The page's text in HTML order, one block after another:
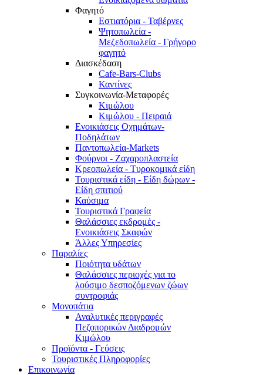
Φαγητό
Εστιατόρια - Ταβέρνες
Ψητοπωλεία -
Μεζεδοπωλεία - Γρήγορο
φαγητό
Διασκέδαση
Cafe-Bars-Clubs
Καντίνες
Συγκοινωνία-Μεταφορές
Κιμώλου
Κιμώλου - Πειραιά
Ενοικιάσεις Οχημάτων-
Ποδηλάτων
Παντοπωλεία-Markets
Φούρνοι - Ζαχαροπλαστεία
Κρεοπωλεία - Τυροκομικά είδη
Τουριστικά είδη - Είδη δώρων -
Είδη σπιτιού
Καύσιμα
Τουριστικά Γραφεία
Θαλάσσιες εκδρομές -
Ενοικιάσεις Σκαφών
Άλλες Υπηρεσίες
Παραλίες
Ποιότητα υδάτων
Θαλάσσιες περιοχές για το
λούσιμο δεσποζόμενων ζώων
συντροφιάς
Μονοπάτια
Αναλυτικές περιγραφές
Πεζοπορικών Διαδρομών
Κιμώλου
Προϊόντα - Γεύσεις
Τουριστικές Πληροφορίες
Επικοινωνία